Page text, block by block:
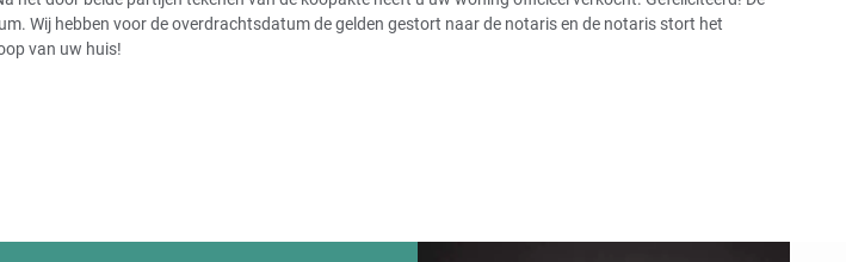
Huis verkopen onder voorbehoud
Woning verkopen onder voorbehoud van huurrecht
Wij hebben voor de overdrachtsdatum de gelden gestort naar de notaris en de notaris stort het
van uw huis!